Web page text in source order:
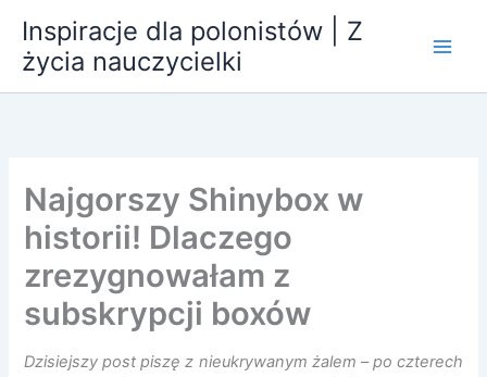
treści
Inspiracje dla polonistów | Z
życia nauczycielki
Najgorszy Shinybox w
historii! Dlaczego
zrezygnowałam z
subskrypcji boxów
Dzisiejszy post piszę z nieukrywanym żalem – po czterech